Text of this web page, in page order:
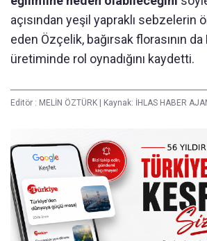
açısından yeşil yapraklı sebzelerin
eden Özçelik, bağırsak florasının
üretiminde rol oynadığını kaydetti.
Editör : MELİN ÖZTÜRK | Kaynak: İHLAS HABER